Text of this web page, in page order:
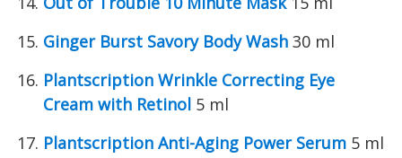
Ginger Burst Savory Body Wash 30 ml
Plantscription Wrinkle Correcting Eye
Cream with Retinol 5 ml
Plantscription Anti-Aging Power Serum 5 ml